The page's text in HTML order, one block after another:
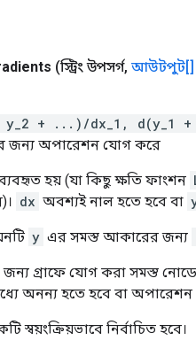
(স্ট্রিং উপসর্গ, আউটপুট[]
y_2 + ...)/dx_1, d(y_1
জন্য অপারেশন যোগ করে
ব্যবহৃত হয় (যা কিছু ক্ষতি ফাংশন
dx অবশ্যই নাল হতে হবে বা
y এর সমস্ত আকারের জন্য
জন্য গ্রাফে যোগ করা সমস্ত
অনন্য হতে হবে বা অপারেশন
স্বয়ংক্রিয়ভাবে নির্বাচিত হবে।